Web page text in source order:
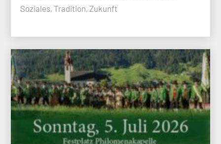
Soziales, Tradition, Zukunft